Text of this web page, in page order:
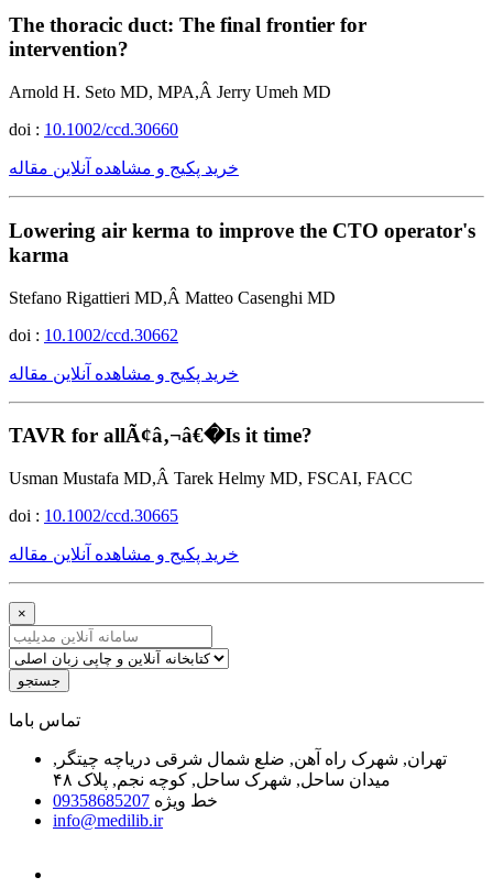
The thoracic duct: The final frontier for
intervention?
Arnold H. Seto MD, MPA,Â Jerry Umeh MD
doi : 10.1002/ccd.30660
خرید پکیج و مشاهده آنلاین مقاله
Lowering air kerma to improve the CTO operator's
karma
Stefano Rigattieri MD,Â Matteo Casenghi MD
doi : 10.1002/ccd.30662
خرید پکیج و مشاهده آنلاین مقاله
TAVR for allÃ¢â‚¬â€�Is it time?
Usman Mustafa MD,Â Tarek Helmy MD, FSCAI, FACC
doi : 10.1002/ccd.30665
خرید پکیج و مشاهده آنلاین مقاله
×
جستجو
ﺗﻤﺎﺱ ﺑﺎﻣﺎ
تهران, شهرک راه آهن, ضلع شمال شرقی دریاچه چیتگر,
میدان ساحل, شهرک ساحل, کوچه نجم, پلاک ۴۸
خط ویژه 09358685207
info@medilib.ir